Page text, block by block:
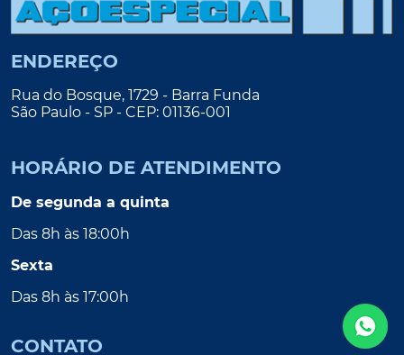
ENDEREÇO
Rua do Bosque, 1729 - Barra Funda
São Paulo - SP - CEP: 01136-001
HORÁRIO DE ATENDIMENTO
De segunda a quinta
Das 8h às 18:00h
Sexta
Das 8h às 17:00h
CONTATO